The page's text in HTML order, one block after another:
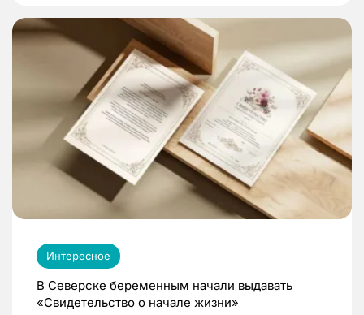
Интересное
В Северске беременным начали выдавать
«Свидетельство о начале жизни»